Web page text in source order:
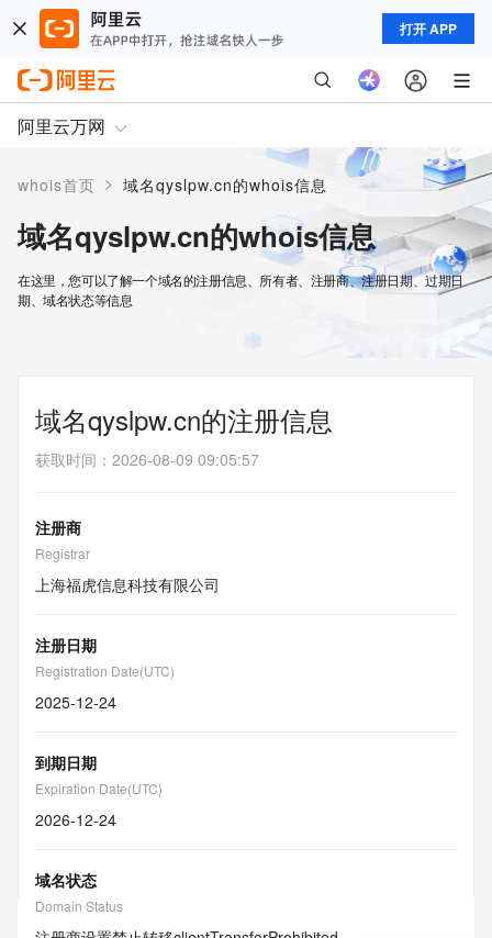
打开 APP
阿里云万网
whois首页 > 域名qyslpw.cn的whois信息
域名qyslpw.cn的whois信息
在这里，您可以了解一个域名的注册信息、所有者、注册商、注册日期、过期日
期、域名状态等信息
域名qyslpw.cn的注册信息
获取时间 ： 2026-08-09 09:05:57
注册商
Registrar
上海福虎信息科技有限公司
注册日期
Registration Date(UTC)
2025-12-24
到期日期
Expiration Date(UTC)
2026-12-24
域名状态
Domain Status